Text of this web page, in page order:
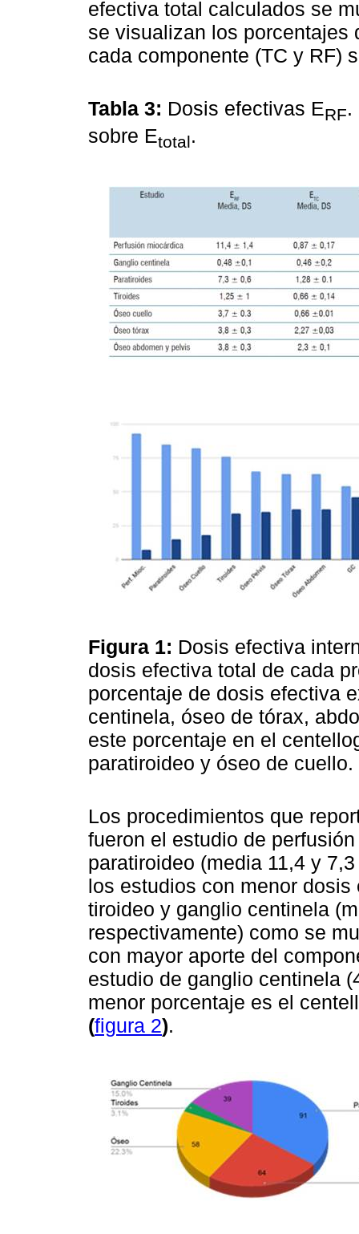
efectiva total calculados se
se visualizan los porcentajes
cada componente (TC y RF)
Tabla 3: Dosis efectivas ERF.
sobre Etotal.
Figura 1: Dosis efectiva
dosis efectiva total de cada
porcentaje de dosis efectiva
centinela, óseo de tórax,
este porcentaje en el
paratiroideo y óseo de cuello.
Los procedimientos que
fueron el estudio de
paratiroideo (media 11,4 y
los estudios con menor
tiroideo y ganglio centinela
respectivamente) como se
con mayor aporte del
estudio de ganglio centinela
menor porcentaje es el
(figura 2).